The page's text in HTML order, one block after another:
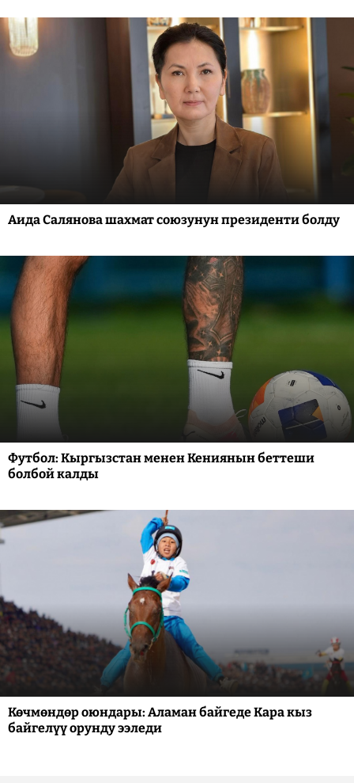
Аида Салянова шахмат союзунун президенти болду
Футбол: Кыргызстан менен Кениянын беттеши
болбой калды
Көчмөндөр оюндары: Аламан байгеде Кара кыз
байгелүү орунду ээледи